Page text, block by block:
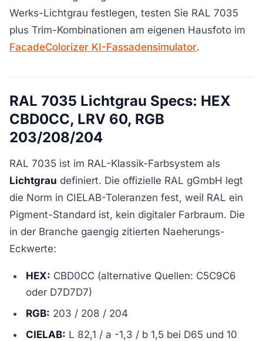
Werks-Lichtgrau festlegen, testen Sie RAL 7035
plus Trim-Kombinationen am eigenen Hausfoto im
FacadeColorizer KI-Fassadensimulator.
RAL 7035 Lichtgrau Specs: HEX
CBD0CC, LRV 60, RGB
203/208/204
RAL 7035 ist im RAL-Klassik-Farbsystem als
Lichtgrau definiert. Die offizielle RAL gGmbH legt
die Norm in CIELAB-Toleranzen fest, weil RAL ein
Pigment-Standard ist, kein digitaler Farbraum. Die
in der Branche gaengig zitierten Naeherungs-
Eckwerte:
HEX: CBD0CC (alternative Quellen: C5C9C6
oder D7D7D7)
RGB: 203 / 208 / 204
CIELAB: L 82,1 / a -1,3 / b 1,5 bei D65 und 10